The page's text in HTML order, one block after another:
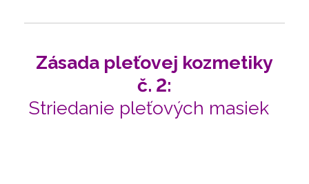
Zásada pleťovej kozmetiky
č. 2:
Striedanie pleťových masiek